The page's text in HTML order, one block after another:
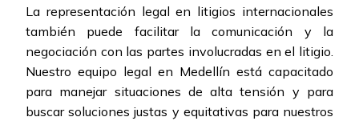
La representación legal en litigios internacionales
también puede facilitar la comunicación y la
negociación con las partes involucradas en el litigio.
Nuestro equipo legal en Medellín está capacitado
para manejar situaciones de alta tensión y para
buscar soluciones justas y equitativas para nuestros